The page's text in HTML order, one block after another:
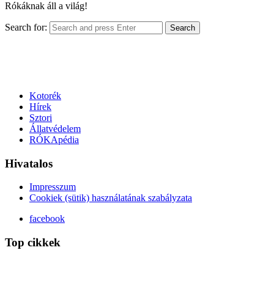
Rókáknak áll a világ!
Search for: Search
Kotorék
Hírek
Sztori
Állatvédelem
RÓKApédia
Hivatalos
Impresszum
Cookiek (sütik) használatának szabályzata
facebook
Top cikkek